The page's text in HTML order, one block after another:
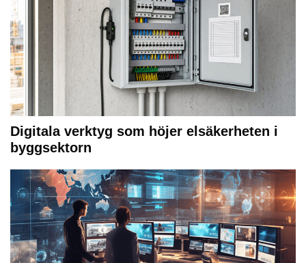
Digitala verktyg som höjer elsäkerheten i
byggsektorn